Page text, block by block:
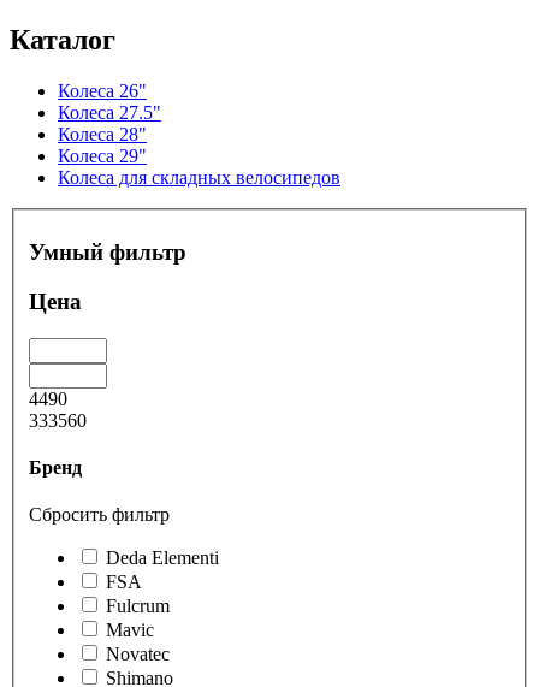
Каталог
Колеса 26"
Колеса 27.5"
Колеса 28"
Колеса 29"
Колеса для складных велосипедов
Умный фильтр
Цена
4490
333560
Бренд
Сбросить фильтр
Deda Elementi
FSA
Fulcrum
Mavic
Novatec
Shimano